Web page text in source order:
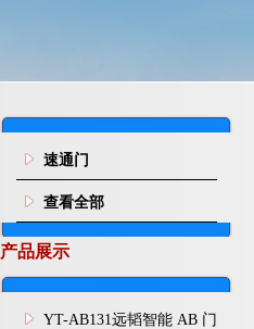
速通门
查看全部
产品展示
YT-AB131远韬智能 AB 门